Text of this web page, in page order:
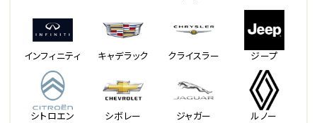
インフィニティ キャデラック クライスラー ジープ
シトロエン シボレー ジャガー ルノー